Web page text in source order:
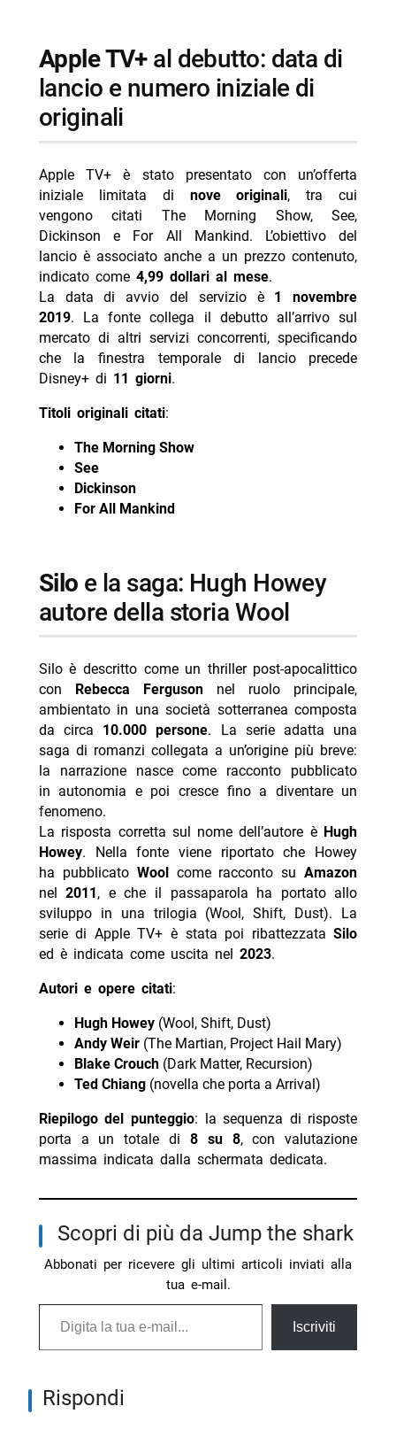
Apple TV+al debutto: data di
lancio e numero iniziale di
originali
Apple TV+ è stato presentato con un’offerta
iniziale limitata di nove originali, tra cui
vengono citati The Morning Show, See,
Dickinson e For All Mankind. L’obiettivo del
lancio è associato anche a un prezzo contenuto,
indicato come 4,99 dollari al mese.
La data di avvio del servizio è 1 novembre
2019. La fonte collega il debutto all’arrivo sul
mercato di altri servizi concorrenti, specificando
che la finestra temporale di lancio precede
Disney+ di 11 giorni.
Titoli originali citati:
The Morning Show
See
Dickinson
For All Mankind
Silo e la saga: Hugh Howey
autore della storia Wool
Silo è descritto come un thriller post-apocalittico
con
Rebecca Ferguson nel ruolo principale,
ambientato in una società sotterranea composta
da circa 10.000 persone. La serie adatta una
saga di romanzi collegata a un’origine più breve:
la narrazione nasce come racconto pubblicato
in autonomia e poi cresce fino a diventare un
fenomeno.
La risposta corretta sul nome dell’autore è Hugh
Howey. Nella fonte viene riportato che Howey
ha pubblicato Wool come racconto suAmazon
nel2011 , e che il passaparola ha portato allo
sviluppo in una trilogia (Wool, Shift, Dust). La
serie di Apple TV+ è stata poi ribattezzataSilo
ed è indicata come uscita nel 2023.
Autori e opere citati:
Hugh Howey(Wool, Shift, Dust)
Andy Weir(The Martian, Project Hail Mary)
Blake Crouch(Dark Matter, Recursion)
Ted Chiang(novella che porta a Arrival)
Riepilogo del punteggio: la sequenza di risposte
porta a un totale di 8 su 8, con valutazione
massima indicata dalla schermata dedicata.
Scopri di più da Jump the shark
Abbonati per ricevere gli ultimi articoli inviati alla
tua e-mail.
Digita la tua e-mail...
Iscriviti
Rispondi